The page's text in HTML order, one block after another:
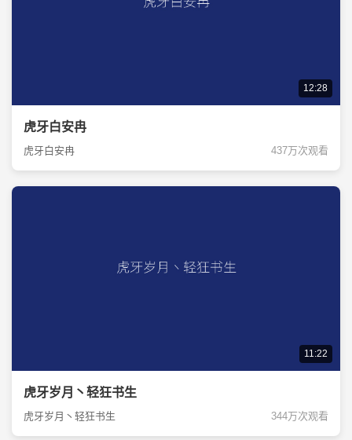
12:28
虎牙白安冉
虎牙白安冉 437万次观看
11:22
虎牙岁月丶轻狂书生
虎牙岁月丶轻狂书生 344万次观看